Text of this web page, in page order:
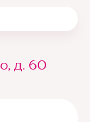
д. 60